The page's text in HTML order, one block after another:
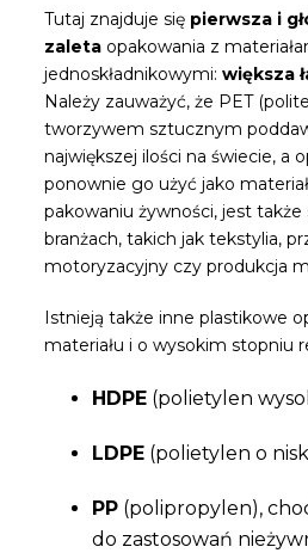
Tutaj znajduje się pierwsza i
zaleta opakowania z
jednoskładnikowymi:większa
Należy zauważyć, że PET
tworzywem sztucznym
największej ilości na świecie, a
ponownie go użyć jako
pakowaniu żywności, jest
branżach, takich jak tekstylia,
motoryzacyjny czy produkcja
Istnieją także inne plastikowe
materiału i o wysokim stopniu
HDPE (polietylen
LDPE (polietylen o
PP (polipropylen),
do zastosowań